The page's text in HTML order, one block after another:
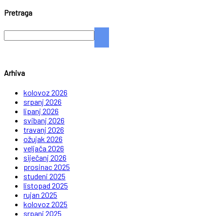
Pretraga
Arhiva
kolovoz 2026
srpanj 2026
lipanj 2026
svibanj 2026
travanj 2026
ožujak 2026
veljača 2026
siječanj 2026
prosinac 2025
studeni 2025
listopad 2025
rujan 2025
kolovoz 2025
srpanj 2025